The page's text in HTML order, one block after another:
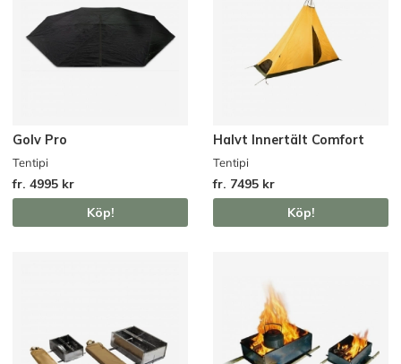
Golv Pro
Tentipi
fr. 4995 kr
Köp!
Halvt Innertält Comfort
Tentipi
fr. 7495 kr
Köp!